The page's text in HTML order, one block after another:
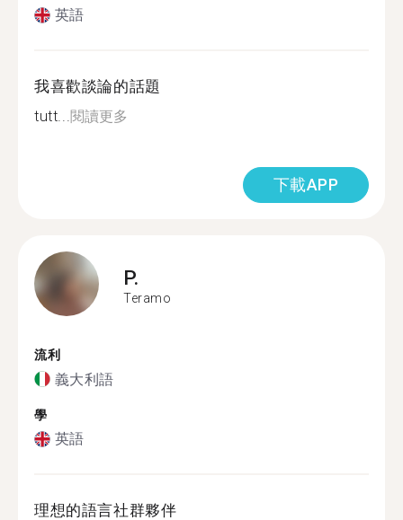
英語
我喜歡談論的話題
tutt...閱讀更多
下載APP
P.
Teramo
流利
義大利語
學
英語
理想的語言社群夥伴